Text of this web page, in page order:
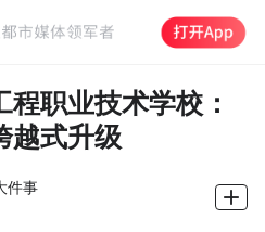
职业技术学校：
越式升级
件事